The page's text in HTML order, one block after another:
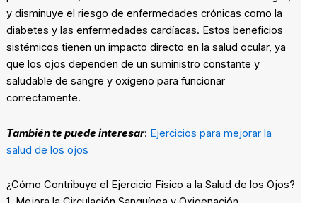
y disminuye el riesgo de enfermedades crónicas como la
diabetes y las enfermedades cardíacas. Estos beneficios
sistémicos tienen un impacto directo en la salud ocular, ya
que los ojos dependen de un suministro constante y
saludable de sangre y oxígeno para funcionar
correctamente.
También te puede interesar: Ejercicios para mejorar la
salud de los ojos
¿Cómo Contribuye el Ejercicio Físico a la Salud de los Ojos?